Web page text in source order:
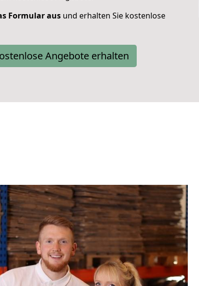
Formular aus und erhalten Sie kostenlose
Angebote erhalten